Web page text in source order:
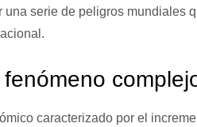
serie de peligros mundiales
caracterizado por el